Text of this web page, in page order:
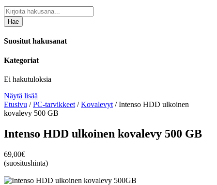
Hae
Suositut hakusanat
Kategoriat
Ei hakutuloksia
Näytä lisää
Etusivu /PC-tarvikkeet /Kovalevyt / Intenso HDD ulkoinen
kovalevy 500 GB
Intenso HDD ulkoinen kovalevy 500 GB
69,00€
(suositushinta)